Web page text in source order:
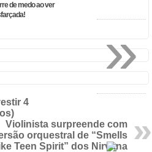
de medo ao ver
4
Violinista surpreende com
orquestral de “Smells
Teen Spirit” dos Nirvana
»